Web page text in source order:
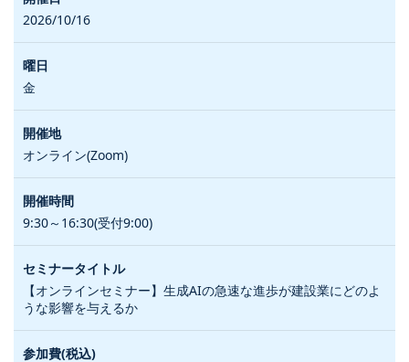
2026/10/16
金
オンライン(Zoom)
9:30～16:30(受付9:00)
【オンラインセミナー】生成AIの急速な進歩が建設業にどのよ
うな影響を与えるか